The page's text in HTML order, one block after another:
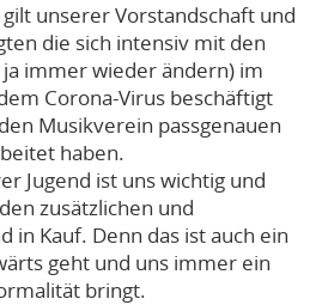
unserer Vorstandschaft und
die sich intensiv mit den
immer wieder ändern) im
Corona-Virus beschäftigt
Musikverein passgenauen
haben.
Jugend ist uns wichtig und
zusätzlichen und
in Kauf. Denn das ist auch ein
geht und uns immer ein
bringt.